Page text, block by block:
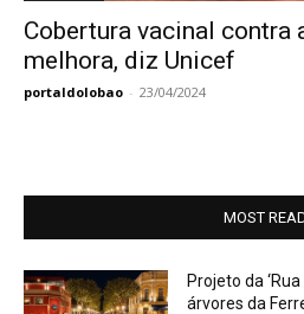
Cobertura vacinal contra
melhora, diz Unicef
portaldolobao - 23/04/2024
MOST
Projeto da
árvores da